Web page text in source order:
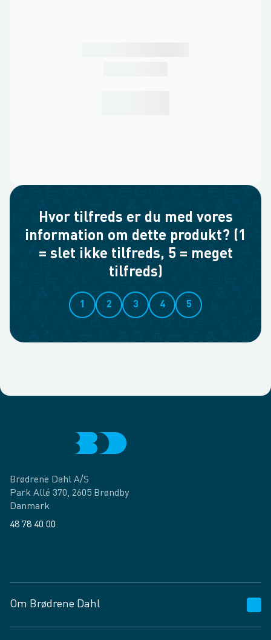
Hvor tilfreds er du med vores
information om dette produkt? (1
= slet ikke tilfreds, 5 = meget
tilfreds)
1 2 3 4 5
Brødrene Dahl A/S
Park Allé 370, 2605 Brøndby
Danmark
48 78 40 00
Om Brødrene Dahl